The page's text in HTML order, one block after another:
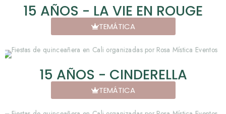
15 AÑOS - LA VIE EN ROUGE
TEMÁTICA
15 AÑOS - CINDERELLA
TEMÁTICA